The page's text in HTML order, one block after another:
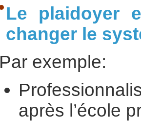
Le plaidoyer
changer le
Par exemple:
après l’école